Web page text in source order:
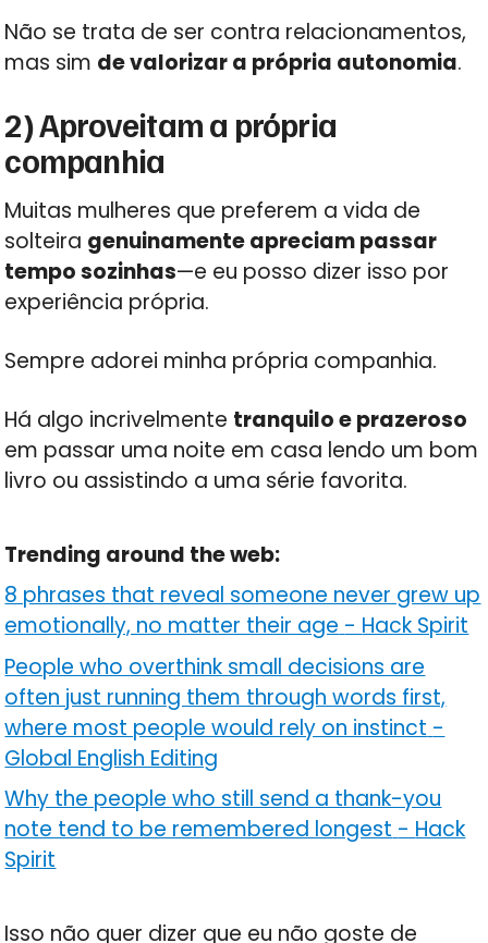
Não se trata de ser contra relacionamentos,
mas sim de valorizar a própria autonomia.
2) Aproveitam a própria
companhia
Muitas mulheres que preferem a vida de
solteira genuinamente apreciam passar
tempo sozinhas—e eu posso dizer isso por
experiência própria.
Sempre adorei minha própria companhia.
Há algo incrivelmente tranquilo e prazeroso
em passar uma noite em casa lendo um bom
livro ou assistindo a uma série favorita.
Trending around the web:
8 phrases that reveal someone never grew up
emotionally, no matter their age-Hack Spirit
People who overthink small decisions are
often just running them through words first,
where most people would rely on instinct -
Global English Editing
Why the people who still send a thank-you
note tend to be remembered longest-Hack
Spirit
Isso não quer dizer que eu não goste de